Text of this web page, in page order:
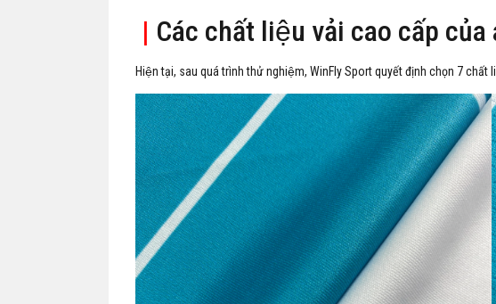
| Các chất liệu vải cao cấp
Hiện tại, sau quá trình thử nghiệm, WinFly Sport quyết định chọn 7